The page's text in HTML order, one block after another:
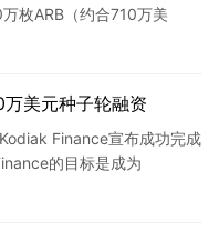
枚ARB（约合710万美
美元种子轮融资
Finance宣布成功完成
的目标是成为